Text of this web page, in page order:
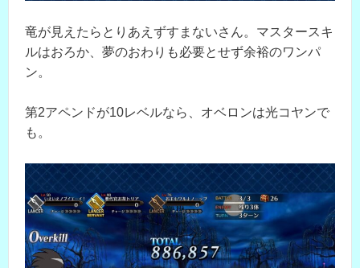
竜が見えたらとりあえずすまないさん。マスタースキ
ルはおろか、夢のおわりも必要とせず余裕のワンパ
ン。
第2アペンドが10レベルなら、オベロンは光コヤンで
も。